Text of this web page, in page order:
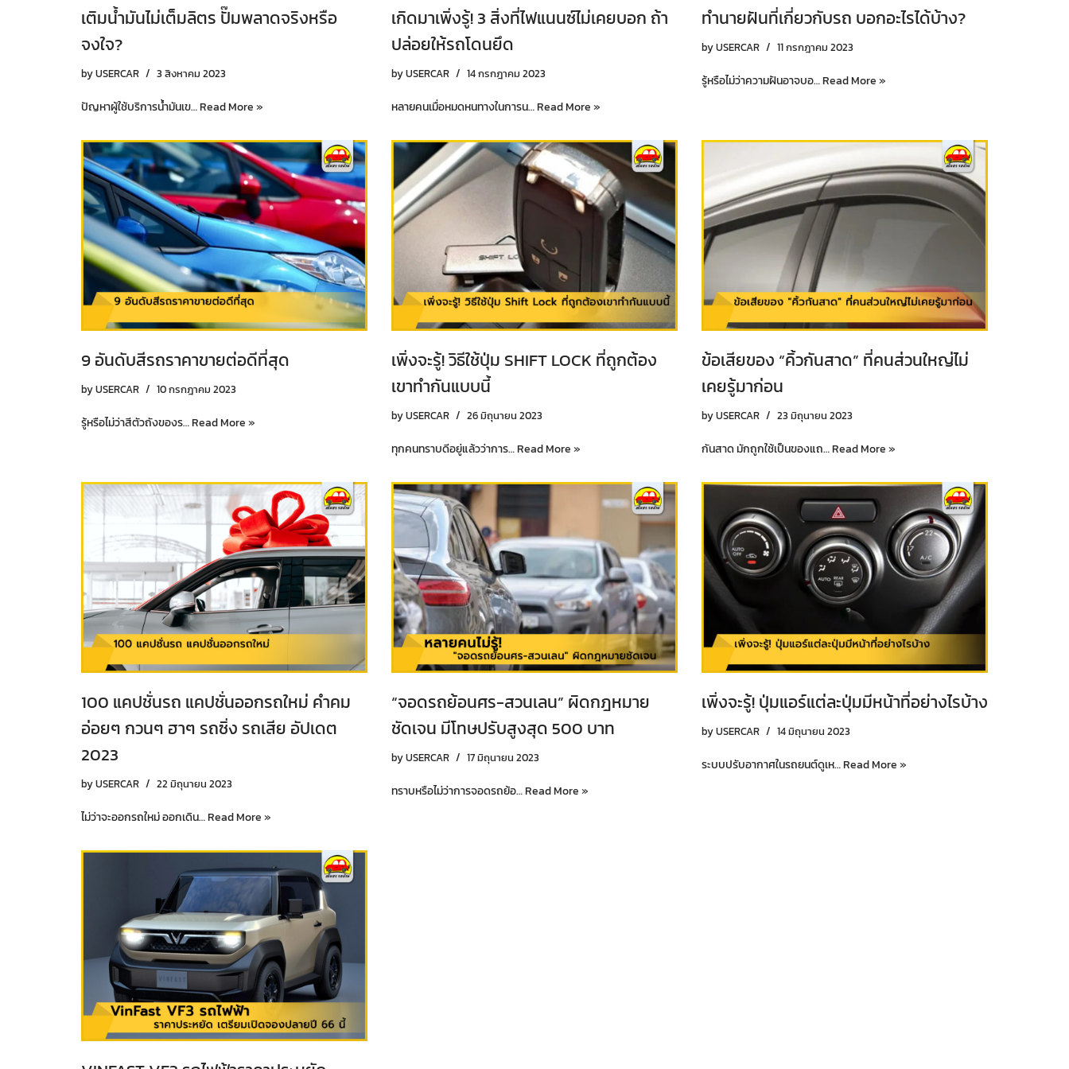
เติมน้ำมันไม่เต็มลิตร ปั๊มพลาดจริงหรือ
จงใจ?
byUSERCAR 3 สิงหาคม 2023
ปัญหาผู้ใช้บริการน้ำมันเข…Read More »
เกิดมาเพิ่งรู้! 3 สิ่งที่ไฟแนนซ์ไม่เคยบอก ถ้า
ปล่อยให้รถโดนยึด
byUSERCAR 14 กรกฎาคม 2023
หลายคนเมื่อหมดหนทางในการน…Read More »
ทำนายฝันที่เกี่ยวกับรถ บอกอะไรได้บ้าง?
byUSERCAR 11 กรกฎาคม 2023
รู้หรือไม่ว่าความฝันอาจบอ…Read More »
9 อันดับสีรถราคาขายต่อดีที่สุด
byUSERCAR 10 กรกฎาคม 2023
รู้หรือไม่ว่าสีตัวถังของร…Read More »
เพิ่งจะรู้! วิธีใช้ปุ่ม SHIFT LOCK ที่ถูกต้อง
เขาทำกันแบบนี้
byUSERCAR 26 มิถุนายน 2023
ทุกคนทราบดีอยู่แล้วว่าการ…Read More »
ข้อเสียของ “คิ้วกันสาด” ที่คนส่วนใหญ่ไม่
เคยรู้มาก่อน
byUSERCAR 23 มิถุนายน 2023
กันสาด มักถูกใช้เป็นของแถ…Read More »
100 แคปชั่นรถ แคปชั่นออกรถใหม่ คำคม
อ่อยๆ กวนๆ ฮาๆ รถซิ่ง รถเสีย อัปเดต
2023
byUSERCAR 22 มิถุนายน 2023
ไม่ว่าจะออกรถใหม่ ออกเดิน…Read More »
“จอดรถย้อนศร-สวนเลน” ผิดกฎหมาย
ชัดเจน มีโทษปรับสูงสุด 500 บาท
byUSERCAR 17 มิถุนายน 2023
ทราบหรือไม่ว่าการจอดรถย้อ…Read More »
เพิ่งจะรู้! ปุ่มแอร์แต่ละปุ่มมีหน้าที่อย่างไรบ้าง
byUSERCAR 14 มิถุนายน 2023
ระบบปรับอากาศในรถยนต์ดูเห…Read More »